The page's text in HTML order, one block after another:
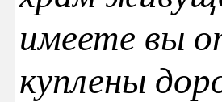
имеете вы
куплены